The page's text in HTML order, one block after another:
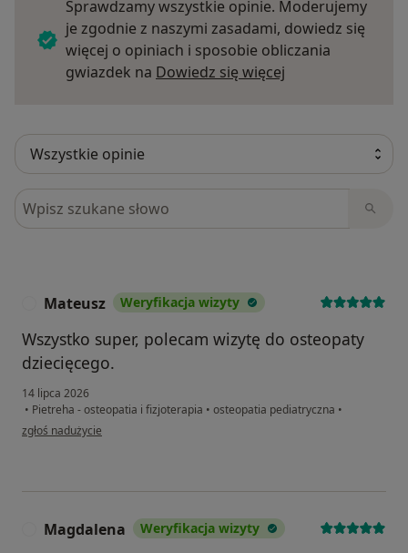
- terapia kobiet w ciąży
- terapia noworodków: kolki, problemy ze snem,
napięcia mięśniowe,
Sprawdzamy wszystkie opinie. Moderujemy
je zgodnie z naszymi zasadami, dowiedz się
więcej o opiniach i sposobie obliczania
gwiazdek na Dowiedz się więcej
Szukaj w opiniach
Mateusz Weryfikacja wizyty
Wszystko super, polecam wizytę do osteopaty
dziecięcego.
14 lipca 2026
• Pietreha - osteopatia i fizjoterapia • osteopatia pediatryczna •
w opinii użytkownika Mateusz
zgłoś nadużycie
Magdalena Weryfikacja wizyty